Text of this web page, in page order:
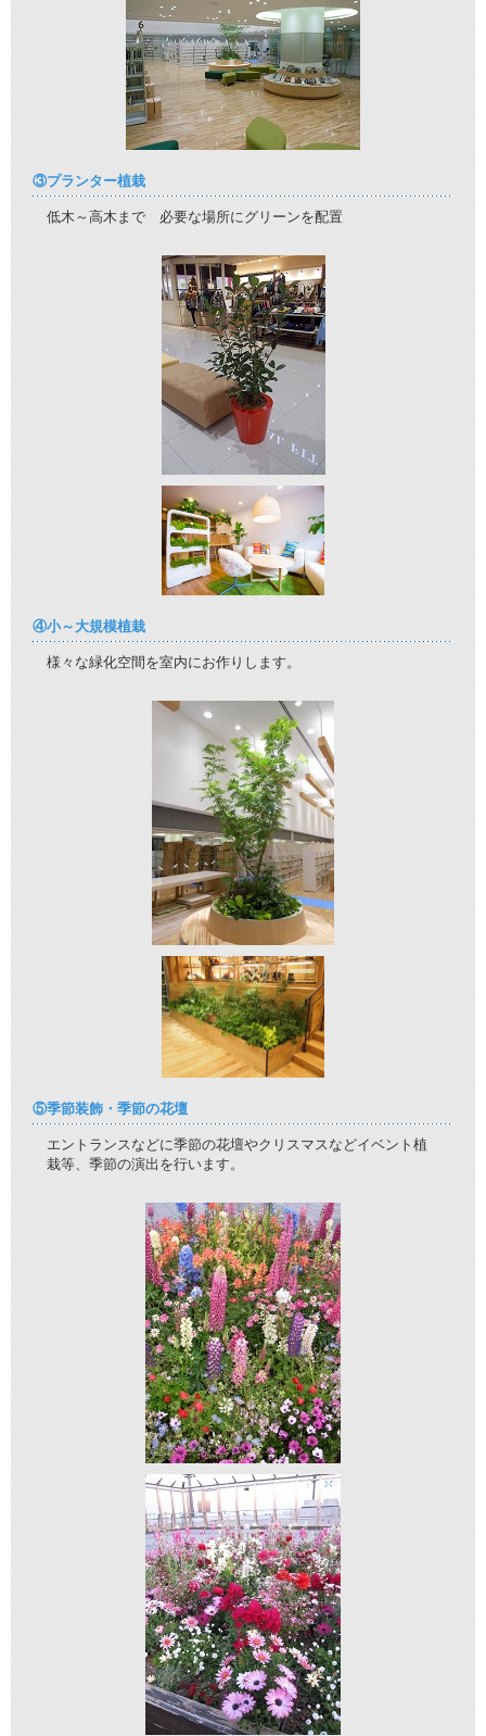
③プランター植栽
低木～高木まで 必要な場所にグリーンを配置
④小～大規模植栽
様々な緑化空間を室内にお作りします。
⑤季節装飾・季節の花壇
エントランスなどに季節の花壇やクリスマスなどイベント植
栽等、季節の演出を行います。